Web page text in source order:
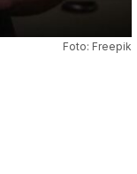
Foto: Freepik